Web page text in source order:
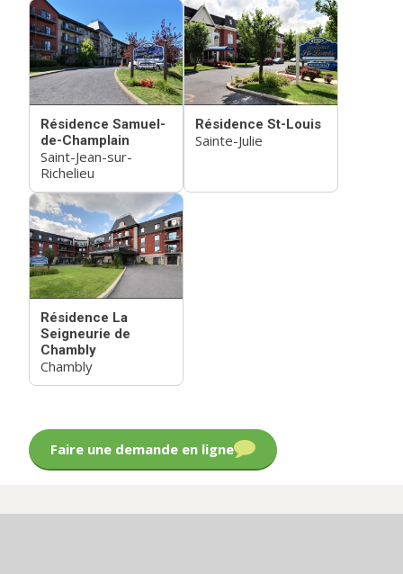
Résidence Samuel-
de-Champlain
Saint-Jean-sur-
Richelieu
Résidence St-Louis
Sainte-Julie
Résidence La
Seigneurie de
Chambly
Chambly
Faire une demande en ligne